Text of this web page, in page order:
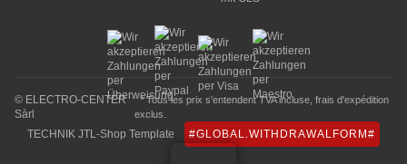
© ELECTRO-CENTER
Sàrl
* Tous les prix s'entendent TVA incluse,frais d'expédition
exclus.
TECHNIK JTL-Shop Template #GLOBAL.WITHDRAWALFORM#